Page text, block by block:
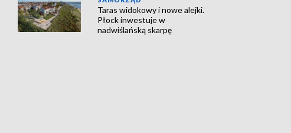
Taras widokowy i nowe alejki.
Płock inwestuje w
nadwiślańską skarpę